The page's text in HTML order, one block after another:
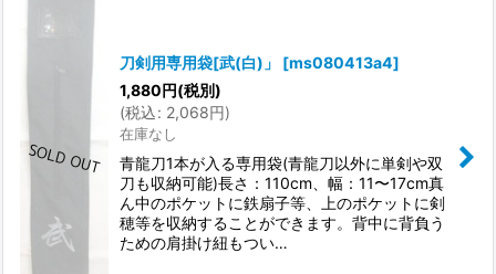
刀剣用専用袋[武(白)」 [ms080413a4]
1,880円(税別)
(税込: 2,068円)
在庫なし
青龍刀1本が入る専用袋(青龍刀以外に単剣や双
刀も収納可能)長さ：110cm、幅：11〜17cm真
ん中のポケットに鉄扇子等、上のポケットに剣
穂等を収納することができます。背中に背負う
ための肩掛け紐もつい…